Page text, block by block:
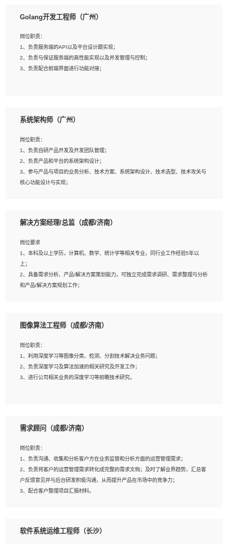
2、熟悉PostgreSQL、redis、MongoDB、ElasticSearch等开源数据库运维管理，
4、熟悉Hadoop、HBASE、Spark等大数据平台优先。
5、熟悉linux或任意一种unix操作系统，如有较强操作系统侧工作经验者优先。
6、具备丰富的项目实施经验，较强的自我学习能力。
Golang开发工程师（广州）
岗位职责：
1、负责服务端的API以及平台设计跟实现；
2、负责与保证服务端的高性能实现以及并发管理与控制；
3、负责配合前端界面进行功能对接；
2、1年以上Golang开发工作经验，能独立完成相应项目开发；
与实现，熟悉常用开源框架及设计模式；
4、熟悉Golang、连接池、消息队列等组件使用、熟悉后端开发、测试、调试流程
跟工具使用；
5、对技术有激情，喜欢钻研，能快速接受和掌握新技术，学习能力和工作责任心
强，良好的沟通表达能力和团队协作能力。
系统架构师（广州）
岗位职责：
1、负责自研产品开发及开发团队管理；
2、负责产品和平台的系统架构设计；
3、参与产品与项目的业务分析、技术方案、系统架构设计、技术选型、技术攻关与
核心功能设计与实现；
岗位要求：
1、全日制统招本科及以上学历，计算机相关专业毕业，5年以上开发工作经验；
2、具有扎实的java编程功底和良好的编码习惯，有分布式、多线程及高并发系统开
发经验和性能调优经验尤佳；熟悉JVM调优；掌握基础中间件、基础架构方案和云
平台、云产品功能特性，熟练使用相关平台的功能和了解其背后实现机制；
研发管理流程建设经验；
种常用框架和技术Springboot、Shiro、springcloud等；熟悉Linux常用命令和了解
常用脚本语言，较丰富的线上系统运维经验，复杂问题排查思路清晰。
解决方案经理/总监（成都/济南）
岗位要求
1、本科及以上学历，计算机、数学、统计学等相关专业，同行业工作经验5年以
上；
2、具备需求分析、产品/解决方案策划能力，可独立完成需求调研、需求整理与分析
和产品/解决方案规划工作；
相关的解决方案，包括视频分析、图像识别、NLP、OCR、机器学习等；
AI算法框架，对人脸识别、目标检测、图像识别、OCR、NLP等AI算法有深刻理
解。具有AI平台级产品/解决方案从业经验者优先。具有大数据技术背景者优先；
6、具备良好的客户意识与沟通能力，善于学习思考、创新与团队协作，认真负责、
执行力与抗压力强。
图像算法工程师（成都/济南）
岗位职责：
1、利用深度学习等图像分类、检测、分割技术解决业务问题；
2、负责深度学习及算法加速的相关研究及开发工作；
3、进行公司相关业务的深度学习等前瞻技术研究。
2、2年以上图像处理开发经验，熟悉python和spark开发；
建深度学习系统环境；
4、熟悉OPENCV、HALCON等常用图像处理软件，熟练进行图像处理；
5、熟悉主流的分类算法、聚类算法和关联分析算法原理，能熟练使用神经网络算法
的进行业务建模；
6、对OCR领域有深入的研究，熟悉模型调参，压缩和整型化方法；
需求顾问（成都/济南）
岗位职责：
1、负责沟通、收集和分析客户方在业务监管和分析方面的运营管理需求；
2、负责将客户的运营管理需求转化成完整的需求文档；及时了解业界趋势，汇总客
户反馈意见并与后台研发积极沟通，从而提升产品在市场中的竞争力；
3、配合客户整理项目汇报材料。
1、3年以上运营或解决方案的工作经验。
软件系统运维工程师（长沙）